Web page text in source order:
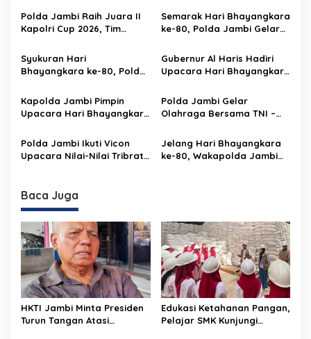
a
s
i
p
s
Polda Jambi Raih Juara II
Kapolri Cup 2026, Tim
Nasional
Semarak Hari Bhayangkara
ke-80, Polda Jambi Gelar
Kapolda Cup 2026
Syukuran Hari
Bhayangkara ke-80, Polda
“Polri untuk Masyarakat”
Gubernur Al Haris Hadiri
Upacara Hari Bhayangkara
Pengabdian Polri untuk
Bangsa dan Daerah
Kapolda Jambi Pimpin
Upacara Hari Bhayangkara
“Polri untuk Masyarakat
Polda Jambi Gelar
Olahraga Bersama TNI –
Perkuat Sinegritas Menuju
Hari Bhayangkara ke-80
Polda Jambi Ikuti Vicon
Upacara Nilai-Nilai Tribrata
Jelang Hari Bhayangkara
ke-80, Wakapolda Jambi
Baca Juga
HKTI Jambi Minta Presiden
Turun Tangan Atasi
Edukasi Ketahanan Pangan,
Pelajar SMK Kunjungi